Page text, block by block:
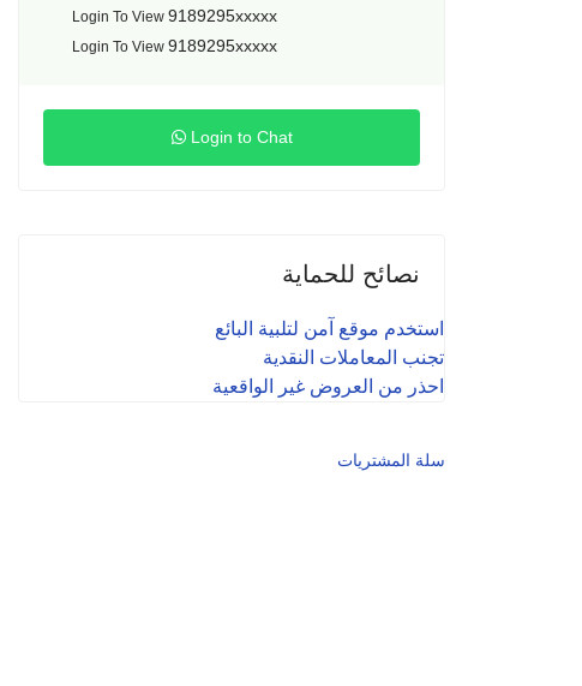
Login To View 9189295xxxxx
Login To View 9189295xxxxx
Login to Chat
نصائح للحماية
استخدم موقع آمن لتلبية البائع
تجنب المعاملات النقدية
احذر من العروض غير الواقعية
سلة المشتريات